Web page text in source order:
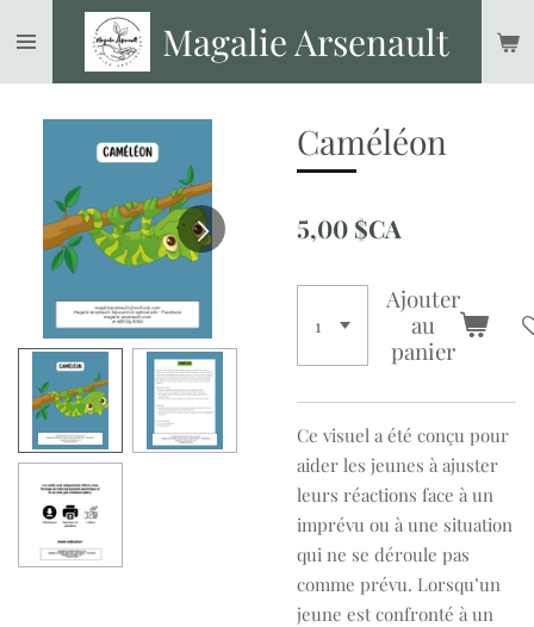
au
contenu
principal
Magalie Arsenault
Caméléon
5,00 $CA
Ajouter
au
panier
Ce visuel a été conçu pour
aider les jeunes à ajuster
leurs réactions face à un
imprévu ou à une situation
qui ne se déroule pas
comme prévu. Lorsqu’un
jeune est confronté à un